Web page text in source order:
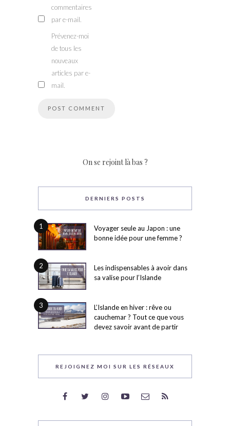
commentaires
par e-mail.
Prévenez-moi
de tous les
nouveaux
articles par e-
mail.
On se rejoint là bas ?
DERNIERS POSTS
1
Voyager seule au Japon : une
bonne idée pour une femme ?
2
Les indispensables à avoir dans
sa valise pour l’Islande
3
L’Islande en hiver : rêve ou
cauchemar ? Tout ce que vous
devez savoir avant de partir
REJOIGNEZ MOI SUR LES RÉSEAUX